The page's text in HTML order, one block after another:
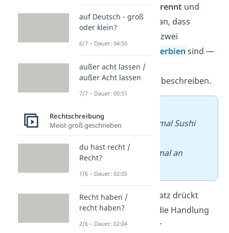
getrennt und
klein. Das liegt daran, dass
„schon“ und „mal“ zwei
Adverbien sind —
alsoWörter, die
Handlungennäher beschreiben.
− Hast du schon mal Sushi
− Ich war schon mal an
Im ersten Beispielsatz drückt
„schon“ aus, dass die Handlung
(Sushi essen) in der
auf Deutsch - groß
oder klein?
6/7 – Dauer: 04:50
außer acht lassen /
außer Acht lassen
7/7 – Dauer: 00:51
Rechtschreibung
Meist groß geschrieben
du hast recht /
Recht?
1/6 – Dauer: 02:05
Recht haben /
recht haben?
2/6 – Dauer: 02:04